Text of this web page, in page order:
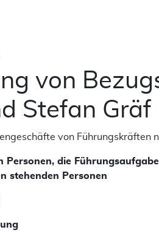
von
Stefan Gräf
von Führungskräften
Personen, die
stehenden Personen